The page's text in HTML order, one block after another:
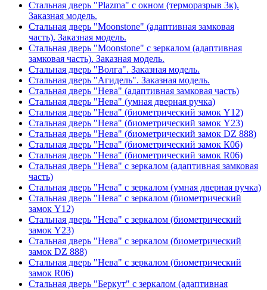
Стальная дверь "Plazma" с окном (терморазрыв 3к).
Заказная модель.
Стальная дверь "Moonstone" (адаптивная замковая
часть). Заказная модель.
Стальная дверь "Moonstone" с зеркалом (адаптивная
замковая часть). Заказная модель.
Стальная дверь "Волга". Заказная модель.
Стальная дверь "Агидель". Заказная модель.
Стальная дверь "Нева" (адаптивная замковая часть)
Стальная дверь "Нева" (умная дверная ручка)
Стальная дверь "Нева" (биометрический замок Y12)
Стальная дверь "Нева" (биометрический замок Y23)
Стальная дверь "Нева" (биометрический замок DZ 888)
Стальная дверь "Нева" (биометрический замок К06)
Стальная дверь "Нева" (биометрический замок R06)
Стальная дверь "Нева" с зеркалом (адаптивная замковая
часть)
Стальная дверь "Нева" с зеркалом (умная дверная ручка)
Стальная дверь "Нева" с зеркалом (биометрический
замок Y12)
Стальная дверь "Нева" с зеркалом (биометрический
замок Y23)
Стальная дверь "Нева" с зеркалом (биометрический
замок DZ 888)
Стальная дверь "Нева" с зеркалом (биометрический
замок R06)
Стальная дверь "Беркут" с зеркалом (адаптивная